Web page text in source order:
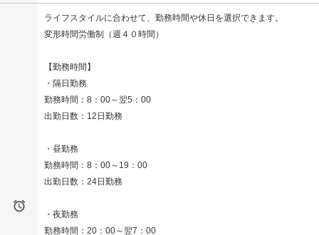

ライフスタイルに合わせて、勤務時間や休日を選択できます。
変形時間労働制（週４０時間）
【勤務時間】
・隔日勤務
勤務時間：8：00～翌5：00
出勤日数：12日勤務
・昼勤務
勤務時間：8：00～19：00
出勤日数：24日勤務
・夜勤務
勤務時間：20：00～翌7：00